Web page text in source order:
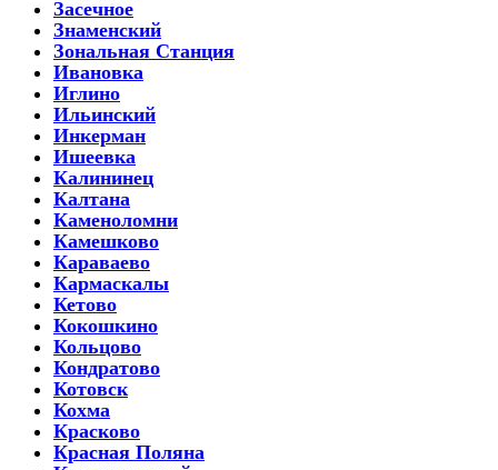
Засечное
Знаменский
Зональная Станция
Ивановка
Иглино
Ильинский
Инкерман
Ишеевка
Калининец
Калтана
Каменоломни
Камешково
Караваево
Кармаскалы
Кетово
Кокошкино
Кольцово
Кондратово
Котовск
Кохма
Красково
Красная Поляна